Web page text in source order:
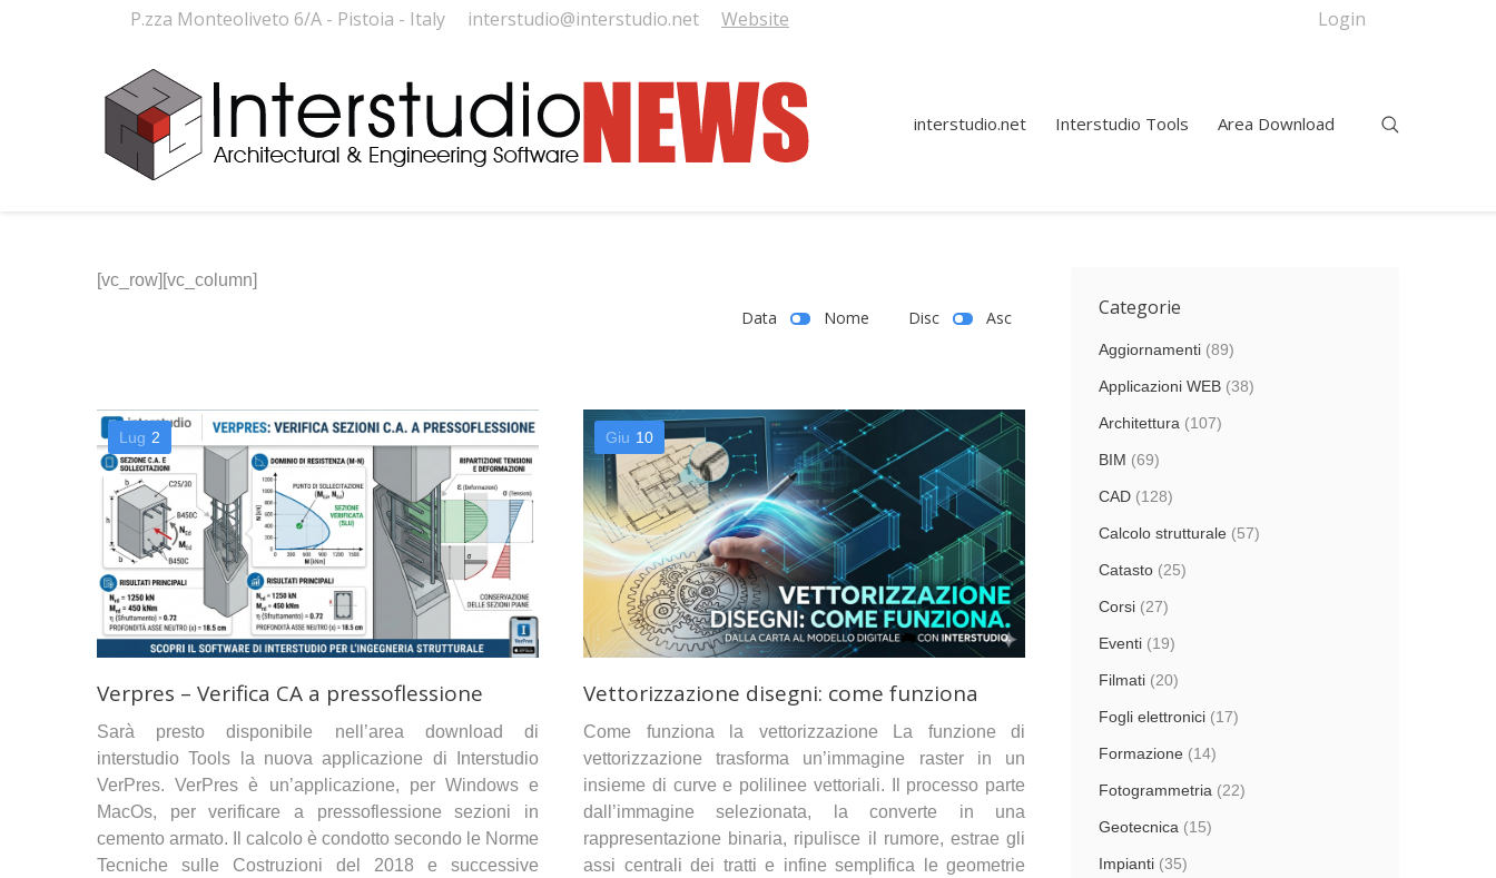
P.zza Monteoliveto 6/A - Pistoia - Italy interstudio@interstudio.net Website Login
interstudio.net Interstudio Tools Area Download
[vc_row][vc_column]
Data Nome Disc Asc
Lug 2
Verpres – Verifica CA a pressoflessione
Sarà presto disponibile nell’area download di
interstudio Tools la nuova applicazione di Interstudio
VerPres. VerPres è un’applicazione, per Windows e
MacOs, per verificare a pressoflessione sezioni in
cemento armato. Il calcolo è condotto secondo le Norme
Tecniche sulle Costruzioni del 2018 e successive
Giu 10
Vettorizzazione disegni: come funziona
Come funziona la vettorizzazione La funzione di
vettorizzazione trasforma un’immagine raster in un
insieme di curve e polilinee vettoriali. Il processo parte
dall’immagine selezionata, la converte in una
rappresentazione binaria, ripulisce il rumore, estrae gli
assi centrali dei tratti e infine semplifica le geometrie
Categorie
Aggiornamenti (89)
Applicazioni WEB (38)
Architettura (107)
BIM (69)
CAD (128)
Calcolo strutturale (57)
Catasto (25)
Corsi (27)
Eventi (19)
Filmati (20)
Fogli elettronici (17)
Formazione (14)
Fotogrammetria (22)
Geotecnica (15)
Impianti (35)